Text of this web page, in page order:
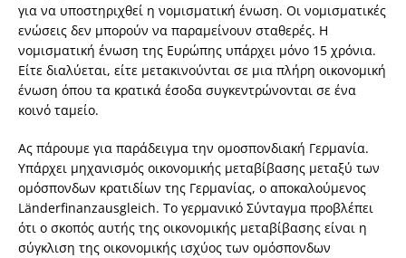
για να υποστηριχθεί η νομισματική ένωση. Οι νομισματικές
ενώσεις δεν μπορούν να παραμείνουν σταθερές. Η
νομισματική ένωση της Ευρώπης υπάρχει μόνο 15 χρόνια.
Είτε διαλύεται, είτε μετακινούνται σε μια πλήρη οικονομική
ένωση όπου τα κρατικά έσοδα συγκεντρώνονται σε ένα
κοινό ταμείο.
Ας πάρουμε για παράδειγμα την ομοσπονδιακή Γερμανία.
Υπάρχει μηχανισμός οικονομικής μεταβίβασης μεταξύ των
ομόσπονδων κρατιδίων της Γερμανίας, ο αποκαλούμενος
Länderfinanzausgleich. Το γερμανικό Σύνταγμα προβλέπει
ότι ο σκοπός αυτής της οικονομικής μεταβίβασης είναι η
σύγκλιση της οικονομικής ισχύος των ομόσπονδων